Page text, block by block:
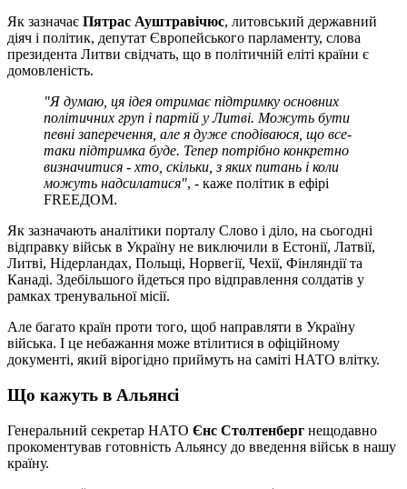
Як зазначає Пятрас Ауштравічюс, литовський державний
діяч і політик, депутат Європейського парламенту, слова
президента Литви свідчать, що в політичній еліті країни є
домовленість.
"Я думаю, ця ідея отримає підтримку основних
політичних груп і партій у Литві. Можуть бути
певні заперечення, але я дуже сподіваюся, що все-
таки підтримка буде. Тепер потрібно конкретно
визначитися - хто, скільки, з яких питань і коли
можуть надсилатися", - каже політик в ефірі
FREEДОМ.
Як зазначають аналітики порталу Слово і діло, на сьогодні
відправку військ в Україну не виключили в Естонії, Латвії,
Литві, Нідерландах, Польщі, Норвегії, Чехії, Фінляндії та
Канаді. Здебільшого йдеться про відправлення солдатів у
рамках тренувальної місії.
Але багато країн проти того, щоб направляти в Україну
війська. І це небажання може втілитися в офіційному
документі, який вірогідно приймуть на саміті НАТО влітку.
Що кажуть в Альянсі
Генеральний секретар НАТО Єнс Столтенберг нещодавно
прокоментував готовність Альянсу до введення військ в нашу
країну.